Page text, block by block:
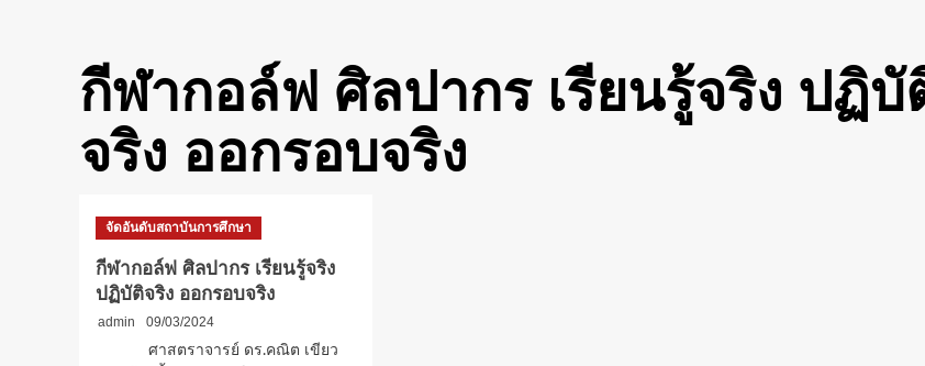
กีฬากอล์ฟ ศิลปากร เรียนรู้จริง ปฏิบั
จริง ออกรอบจริง
จัดอันดับสถาบันการศึกษา
กีฬากอล์ฟ ศิลปากร เรียนรู้จริง
ปฏิบัติจริง ออกรอบจริง
admin
09/03/2024
ศาสตราจารย์ ดร.คณิต เขียว